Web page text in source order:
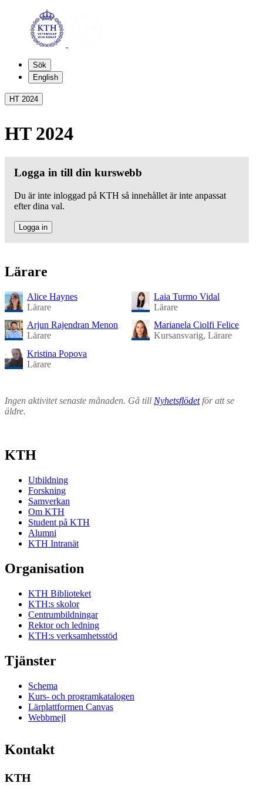
Sök
English
HT 2024
HT 2024
Logga in till din kurswebb
Du är inte inloggad på KTH så innehållet är inte anpassat
efter dina val.
Logga in
Lärare
Alice Haynes
Lärare
Arjun Rajendran Menon
Lärare
Kristina Popova
Lärare
Laia Turmo Vidal
Lärare
Marianela Ciolfi Felice
Kursansvarig, Lärare
Ingen aktivitet senaste månaden. Gå till Nyhetsflödetför att se
äldre.
KTH
Utbildning
Forskning
Samverkan
Om KTH
Student på KTH
Alumni
KTH Intranät
Organisation
KTH Biblioteket
KTH:s skolor
Centrumbildningar
Rektor och ledning
KTH:s verksamhetsstöd
Tjänster
Schema
Kurs- och programkatalogen
Lärplattformen Canvas
Webbmejl
Kontakt
KTH